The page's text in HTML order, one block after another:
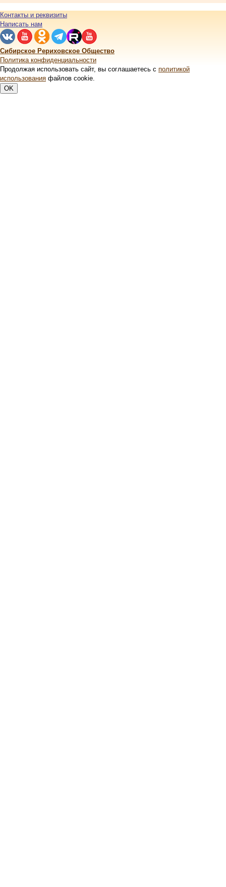
Контакты и реквизиты
Написать нам
Сибирское Рериховское Общество
Политика конфиденциальности
Продолжая использовать сайт, вы соглашаетесь с политикой
использования файлов cookie.
OK